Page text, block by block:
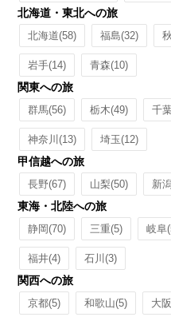
北海道・東北への旅
北海道(58) 福島(32)
岩手(14) 青森(10)
関東への旅
群馬(56) 栃木(49) 千
神奈川(13) 埼玉(12)
甲信越への旅
長野(67) 山梨(50) 新
東海・北陸への旅
静岡(70) 三重(5) 岐阜
福井(4) 石川(3)
関西への旅
京都(5) 和歌山(5) 大